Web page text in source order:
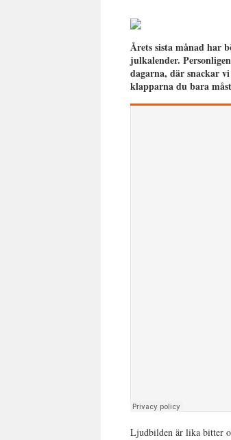
Årets sista månad har
julkalender.
dagarna, där snackar
klapparna du bara
Ljudbilden är lika bitter